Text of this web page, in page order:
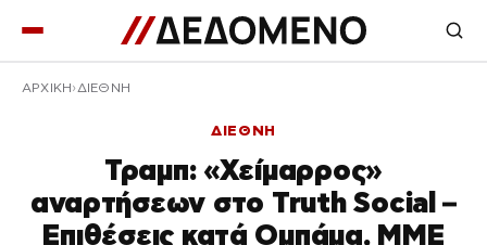
ΑΡΧΙΚΉ ΔΙΕΘΝΗ
ΔΙΕΘΝΗ
Τραμπ: «Χείμαρρος»
αναρτήσεων στο Truth Social –
Επιθέσεις κατά Ομπάμα, ΜΜΕ